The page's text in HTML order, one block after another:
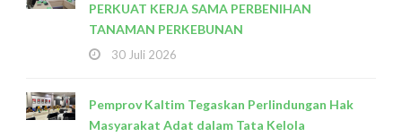
PERKUAT KERJA SAMA PERBENIHAN
TANAMAN PERKEBUNAN
30 Juli 2026
Pemprov Kaltim Tegaskan Perlindungan Hak
Masyarakat Adat dalam Tata Kelola